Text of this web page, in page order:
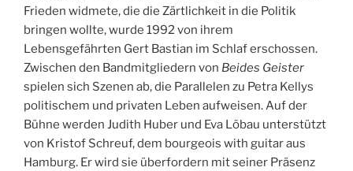
Frieden widmete, die die Zärtlichkeit in die Politik
bringen wollte, wurde 1992 von ihrem
Lebensgefährten Gert Bastian im Schlaf erschossen.
Zwischen den Bandmitgliedern von Beides Geister
spielen sich Szenen ab, die Parallelen zu Petra Kellys
politischem und privaten Leben aufweisen. Auf der
Bühne werden Judith Huber und Eva Löbau unterstützt
von Kristof Schreuf, dem bourgeois with guitar aus
Hamburg. Er wird sie überfordern mit seiner Präsenz